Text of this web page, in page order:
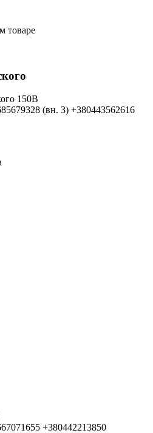
товаре
150В
(вн. 3) +380443562616
+380442213850